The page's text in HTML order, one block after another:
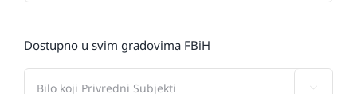
Dostupno u svim gradovima FBiH